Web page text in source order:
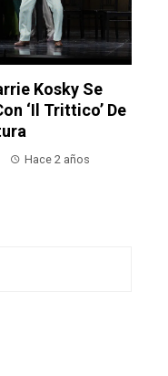
A Un Hombre
Violenta
| Sociedad
Hace 2 años